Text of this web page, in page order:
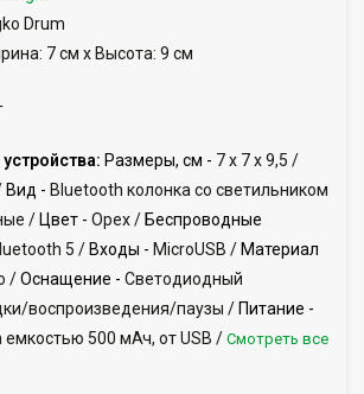
Drum
7 см x Высота: 9 см
Размеры, см - 7 x 7 x 9,5 /
Вид - Bluetooth колонка со светильником
/ Цвет - Орех / Беспроводные
5 / Входы - MicroUSB / Материал
/Оснащение - Светодиодный
воспроизведения/паузы / Питание -
емкостью 500 мАч, от USB / Смотреть все